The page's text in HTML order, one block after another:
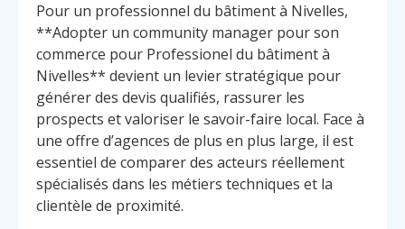
Pour un professionnel du bâtiment à Nivelles,
**Adopter un community manager pour son
commerce pour Professionel du bâtiment à
Nivelles** devient un levier stratégique pour
générer des devis qualifiés, rassurer les
prospects et valoriser le savoir-faire local. Face à
une offre d’agences de plus en plus large, il est
essentiel de comparer des acteurs réellement
spécialisés dans les métiers techniques et la
clientèle de proximité.